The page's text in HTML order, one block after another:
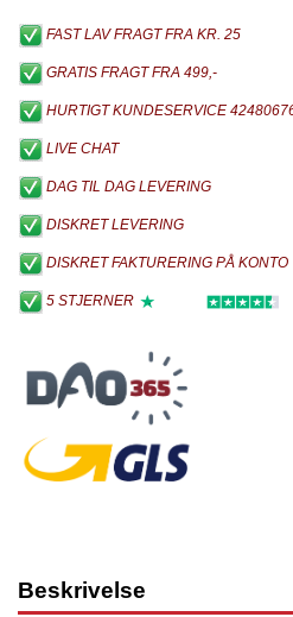
FAST LAV FRAGT FRA KR. 25
GRATIS FRAGT FRA 499,-
HURTIGT KUNDESERVICE
LIVE CHAT
DAG TIL DAG LEVERING
DISKRET LEVERING
DISKRET FAKTURERING PÅ KONTO
5 STJERNER
Beskrivelse